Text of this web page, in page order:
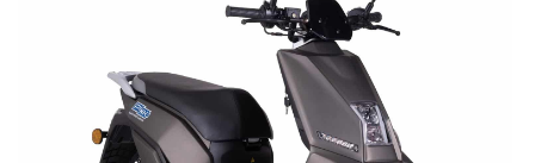
Adresse email de réception
En cochant cette case, vous consentez à recevoir nos propositions commerciales à
l'adresse email indiqué ci-dessus. Vous pouvez vous désinscrire à tout moment en
utilisantle formulaire de désinscription